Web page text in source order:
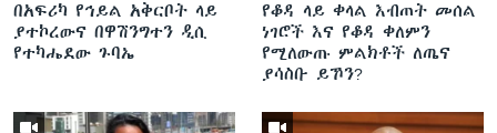
በአፍሪካ የኅይል አቅርቦት ላይ
ያተኮረውና በዋሽንግተን ዲሲ
የተካሔደው ጉባኤ
የቆዳ ላይ ቀላል እብጠት መሰል
ነገሮች እና የቆዳ ቀለምን
የሚለውጡ ምልክቶች ለጤና
ያሳስቡ ይኾን?